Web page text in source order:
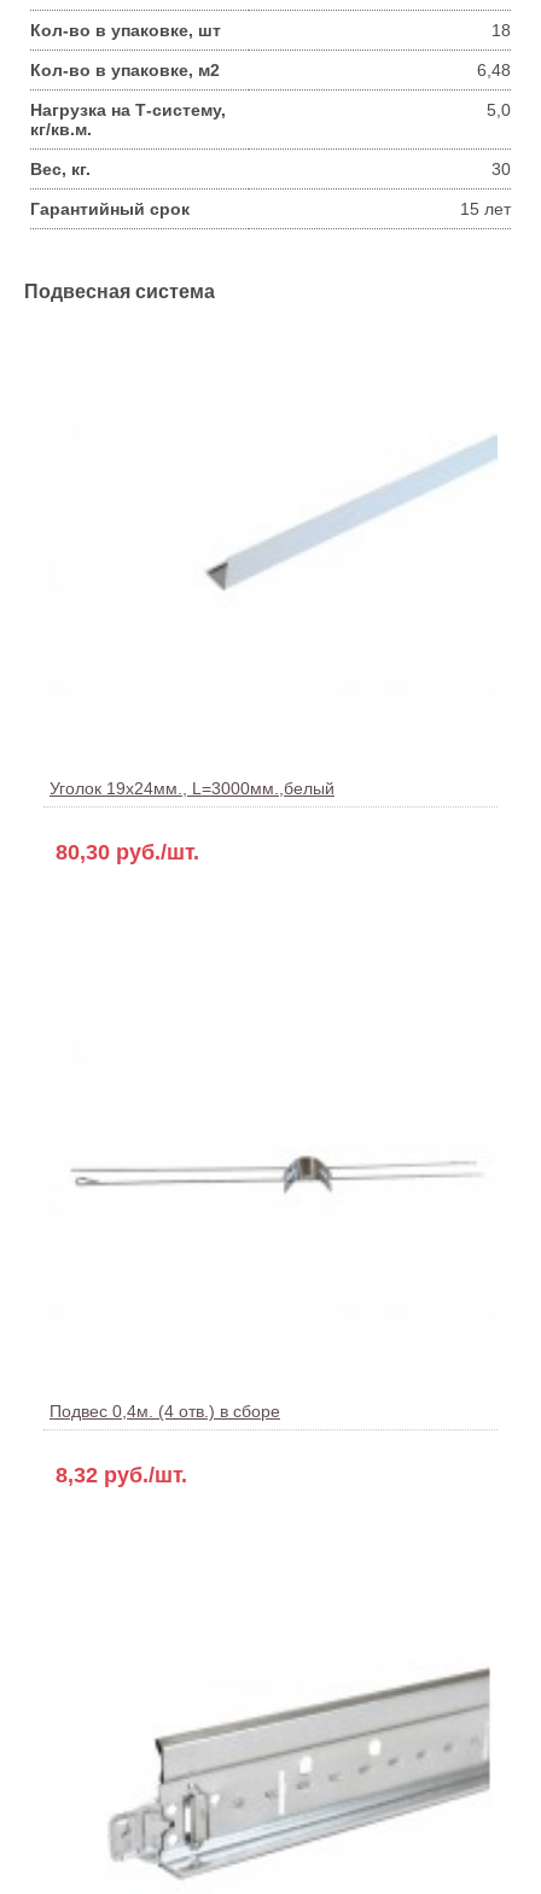
Кол-во в упаковке, шт 18
Кол-во в упаковке, м2 6,48
Нагрузка на Т-систему,
кг/кв.м.
5,0
Вес, кг. 30
Гарантийный срок 15 лет
Подвесная система
Уголок 19x24мм., L=3000мм.,белый
80,30 руб./шт.
Подвес 0,4м. (4 отв.) в сборе
8,32 руб./шт.